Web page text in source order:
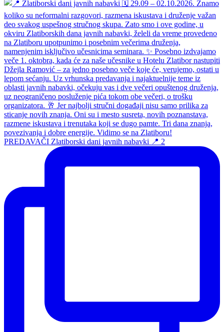
PREDAVAČI Zlatiborski dani javnih nabavki 📍 2